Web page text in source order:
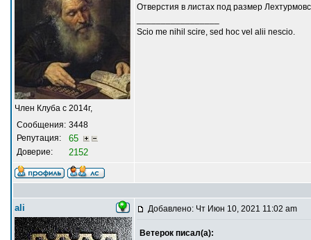
Член Клуба с 2014г,
Сообщения: 3448
Репутация:
65
Доверие: 2152
Отверстия в листах под размер
Scio me nihil scire, sed hoc vel alii nescio.
ali Добавлено: Чт Июн 10, 2021 11:02 am
Ветерок писал(а):